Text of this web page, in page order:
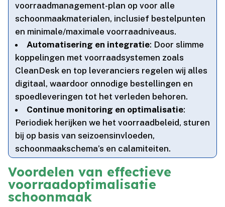
voorraadmanagement-plan op voor alle
schoonmaakmaterialen, inclusief bestelpunten
en minimale/maximale voorraadniveaus.​
Automatisering en integratie: Door slimme
koppelingen met voorraadsystemen zoals
CleanDesk en top leveranciers regelen wij alles
digitaal, waardoor onnodige bestellingen en
spoedleveringen tot het verleden behoren.​
Continue monitoring en optimalisatie:
Periodiek herijken we het voorraadbeleid, sturen
bij op basis van seizoensinvloeden,
schoonmaakschema’s en calamiteiten.​
Voordelen van effectieve
voorraadoptimalisatie
schoonmaak